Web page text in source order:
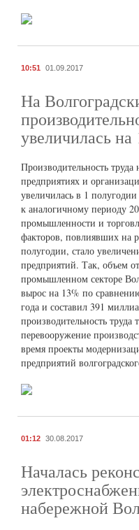
10:51 01.09.2017
На
увеличилась на
Производительность
предприятиях и
увеличилась в 1
к аналогичному периоду
промышленности и
факторов, повлиявших на
полугодии, стало
предприятий. Так, объем
промышленном секторе
вырос на 13% по
года и составил 391
производительность труда
перевооружение
время проекты
предприятий
01:12 30.08.2017
Началась
набережной